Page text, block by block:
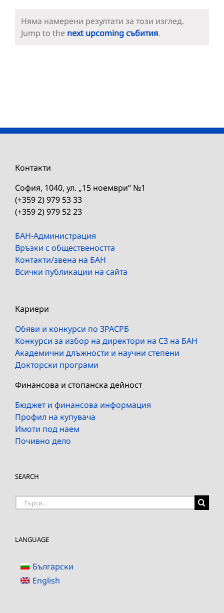
Notice
Няма намерени резултати за този изглед.
Jump to the next upcoming събития.
Контакти
София, 1040, ул. „15 ноември“ №1
(+359 2) 979 53 33
(+359 2) 979 52 23
БАН-Администрация
Връзки с обществеността
Контакти/звена на БАН
Всички публикации на сайта
Кариери
Обяви и конкурси по ЗРАСРБ
Конкурси за избор на директори на СЗ на БАН
Академични длъжности и научни степени
Докторски програми
Финансова и стопанска дейност
Бюджет и финансова информация
Профил на купувача
Имоти под наем
Почивно дело
SEARCH
Търсене
LANGUAGE
Български
English